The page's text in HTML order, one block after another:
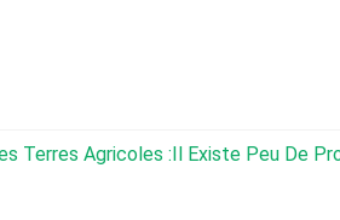
Agricoles :il Existe Peu De Protection Pour Les Terres